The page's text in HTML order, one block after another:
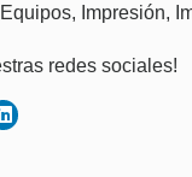
Equipos, Impresión,
redes sociales!